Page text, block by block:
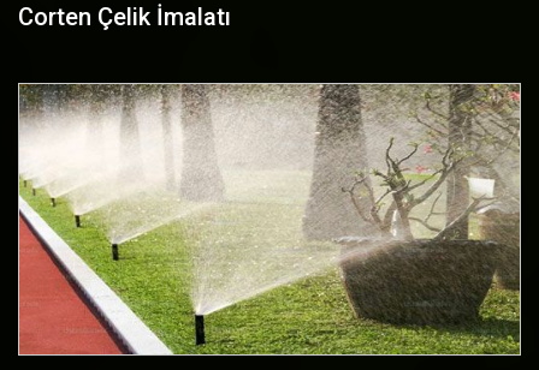
Corten Çelik İmalatı